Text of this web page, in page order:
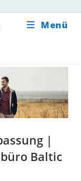
Menü
|
Baltic